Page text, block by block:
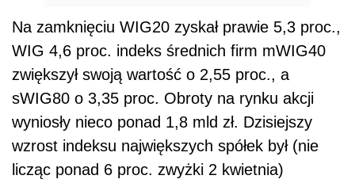
Na zamknięciu WIG20 zyskał prawie 5,3 proc.,
WIG 4,6 proc. indeks średnich firm mWIG40
zwiększył swoją wartość o 2,55 proc., a
sWIG80 o 3,35 proc. Obroty na rynku akcji
wyniosły nieco ponad 1,8 mld zł. Dzisiejszy
wzrost indeksu największych spółek był (nie
licząc ponad 6 proc. zwyżki 2 kwietnia)